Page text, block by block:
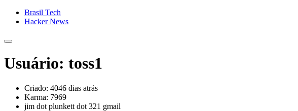
Brasil Tech
Hacker News
Usuário: toss1
Criado: 4046 dias atrás
Karma: 7969
jim dot plunkett dot 321 gmail